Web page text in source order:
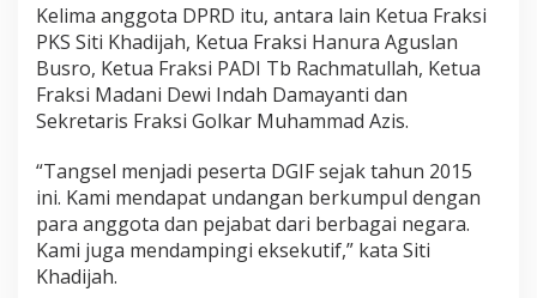
Kelima anggota DPRD itu, antara lain Ketua Fraksi
PKS Siti Khadijah, Ketua Fraksi Hanura Aguslan
Busro, Ketua Fraksi PADI Tb Rachmatullah, Ketua
Fraksi Madani Dewi Indah Damayanti dan
Sekretaris Fraksi Golkar Muhammad Azis.
“Tangsel menjadi peserta DGIF sejak tahun 2015
ini. Kami mendapat undangan berkumpul dengan
para anggota dan pejabat dari berbagai negara.
Kami juga mendampingi eksekutif,” kata Siti
Khadijah.